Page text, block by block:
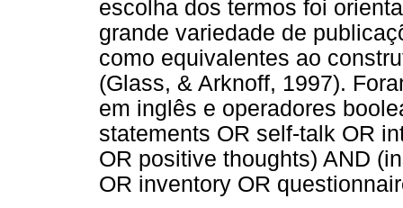
escolha dos termos foi
grande variedade de
como equivalentes ao
(Glass, & Arknoff, 1997).
em inglês e operadores
statements OR self-talk OR
OR positive thoughts) AND
OR inventory OR